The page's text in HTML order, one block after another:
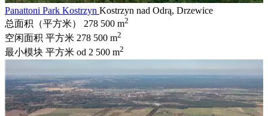
Panattoni Park Kostrzyn Kostrzyn nad Odrą, Drzewice
总面积（平方米）
278 500 m2
空闲面积 平方米 278 500 m2
最小模块 平方米 od 2 500 m2